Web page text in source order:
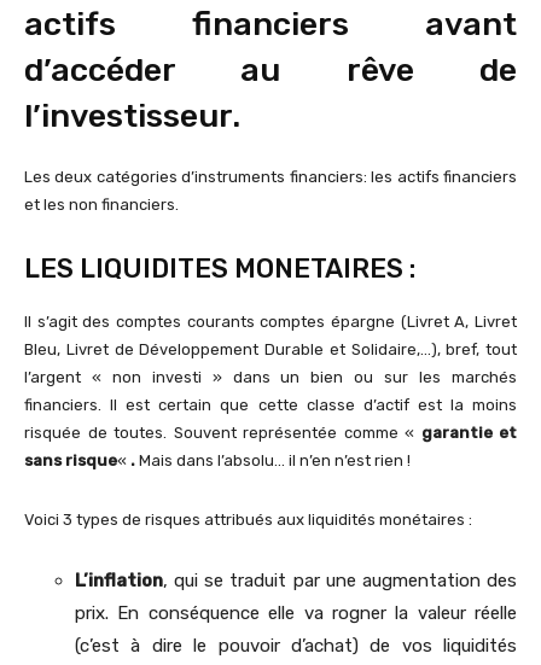
actifs financiers avant
d’accéder au rêve de
l’investisseur.
Les deux catégories d’instruments financiers: les actifs financiers
et les non financiers.
LES LIQUIDITES MONETAIRES :
Il s’agit des comptes courants comptes épargne (Livret A, Livret
Bleu, Livret de Développement Durable et Solidaire,…), bref, tout
l’argent « non investi » dans un bien ou sur les marchés
financiers. Il est certain que cette classe d’actif est la moins
risquée de toutes. Souvent représentée comme « garantie et
sans risque« . Mais dans l’absolu… il n’en n’est rien !
Voici 3 types de risques attribués aux liquidités monétaires :
L’inflation, qui se traduit par une augmentation des
prix. En conséquence elle va rogner la valeur réelle
(c’est à dire le pouvoir d’achat) de vos liquidités